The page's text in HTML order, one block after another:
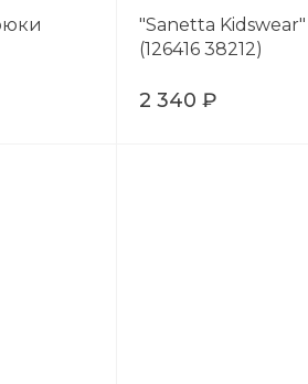
"Sanetta
(126416 38212)
2 340 ₽